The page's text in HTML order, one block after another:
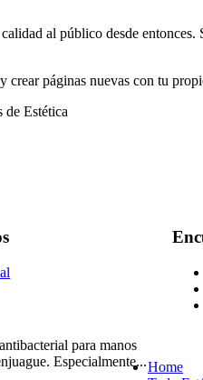
al público desde
crear páginas nuevas con tu
para manos
Especialmente...Home